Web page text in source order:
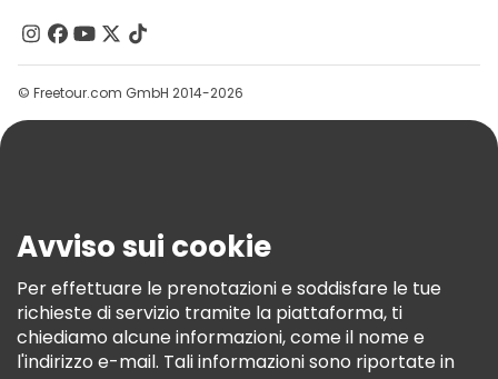
Tour gratuiti nelle vicinanze Et'hem Bej Mosque
Contattaci
Gruppi
Aiuto
Termini E Condizioni
Informativa Sui Cookie
Freetour Premi
Programma Di Fidelizzazione
© Freetour.com GmbH 2014-2026
Avviso sui cookie
Per effettuare le prenotazioni e soddisfare le tue
richieste di servizio tramite la piattaforma, ti
chiediamo alcune informazioni, come il nome e
l'indirizzo e-mail. Tali informazioni sono riportate in